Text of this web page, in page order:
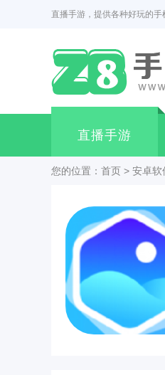
直播手游，提供各种好玩的手
直播手游
您的位置： 首页 > 安卓软